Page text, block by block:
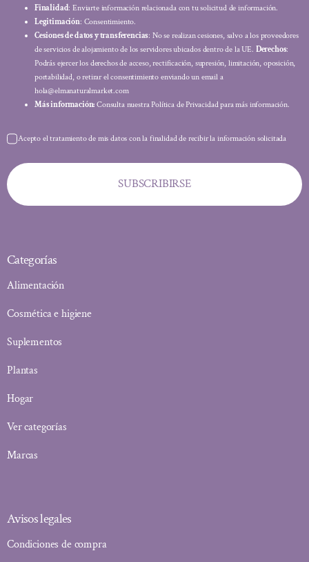
Finalidad: Enviarte información relacionada con tu solicitud de información.
Legitimación: Consentimiento.
Cesiones de datos y transferencias: No se realizan cesiones, salvo a los proveedores
de servicios de alojamiento de los servidores ubicados dentro de la UE. Derechos:
Podrás ejercer los derechos de acceso, rectificación, supresión, limitación, oposición,
portabilidad, o retirar el consentimiento enviando un email a
hola@elmanaturalmarket.com
Más información: Consulta nuestra Política de Privacidad para más información.
Acepto el tratamiento de mis datos con la finalidad de recibir la información solicitada
SUBSCRIBIRSE
Categorías
Alimentación
Cosmética e higiene
Suplementos
Plantas
Hogar
Ver categorías
Marcas
Avisos legales
Condiciones de compra